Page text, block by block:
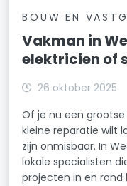
BOUW EN
Vakman in
elektricien of
26 oktober 2025
Of je nu een
kleine reparatie wilt
zijn onmisbaar. In
lokale specialisten
projecten in en rond